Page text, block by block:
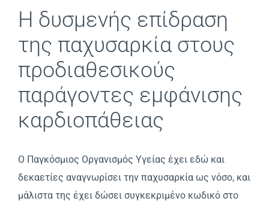
Η δυσμενής επίδραση
της παχυσαρκία στους
προδιαθεσικούς
παράγοντες εμφάνισης
καρδιοπάθειας
Ο Παγκόσμιος Οργανισμός Υγείας έχει εδώ και
δεκαετίες αναγνωρίσει την παχυσαρκία ως νόσο, και
μάλιστα της έχει δώσει συγκεκριμένο κωδικό στο